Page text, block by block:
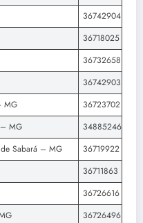
36742904
36718025
36732658
36742903
MG
36723702
MG
34885246
Sabará – MG
36719922
36711863
36726616
36726496